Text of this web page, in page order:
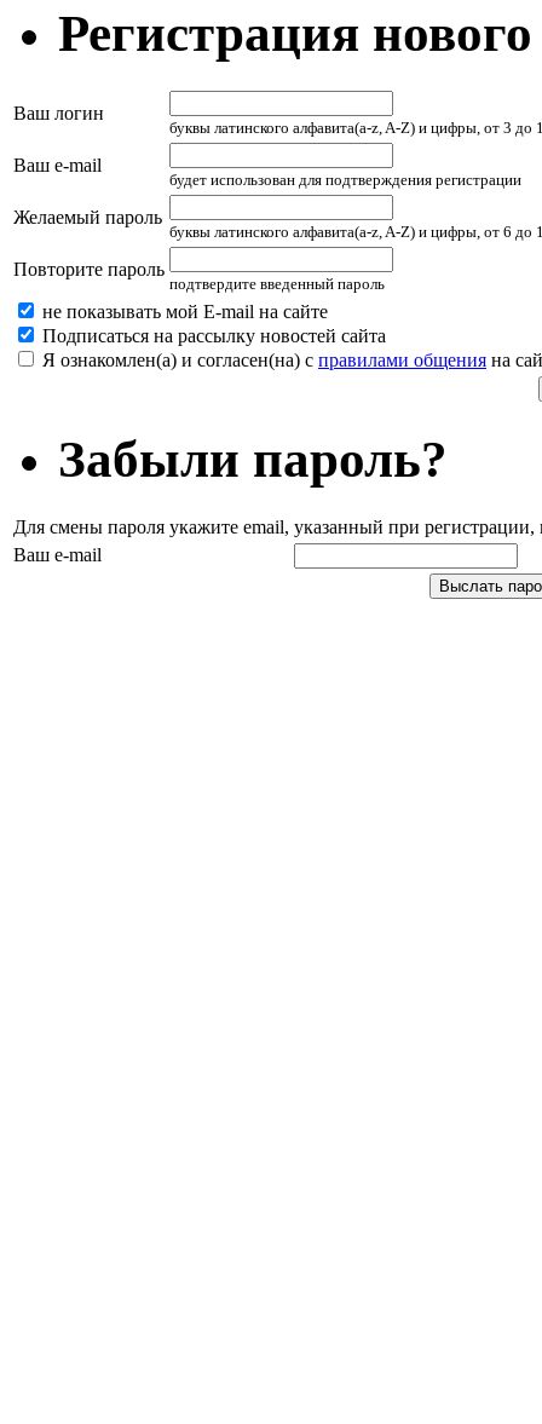
Регистрация
Ваш логин
буквы латинского алфавита(a-z, A-Z) и цифры, от 3 до
Ваш e-mail
будет использован для подтверждения регистрации
Желаемый пароль
буквы латинского алфавита(a-z, A-Z) и цифры, от 6 до
Повторите пароль
подтвердите введенный пароль
не показывать мой E-mail на сайте
Подписаться на рассылку новостей сайта
Я ознакомлен(а) и согласен(на) с правилами общения на
Забыли пароль?
Для смены пароля укажите email, указанный при
Ваш e-mail